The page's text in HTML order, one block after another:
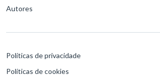
Autores
Políticas de privacidade
Políticas de cookies